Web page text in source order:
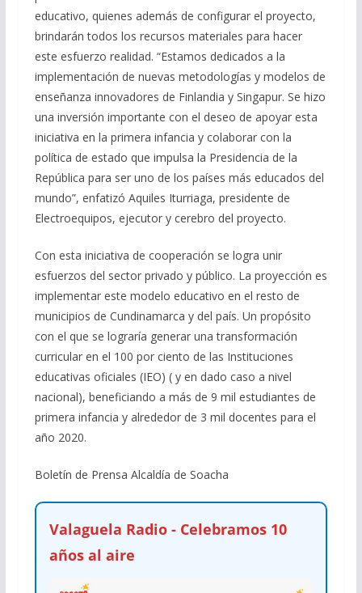
educativo, quienes además de configurar el proyecto,
brindarán todos los recursos materiales para hacer
este esfuerzo realidad. “Estamos dedicados a la
implementación de nuevas metodologías y modelos de
enseñanza innovadores de Finlandia y Singapur. Se hizo
una inversión importante con el deseo de apoyar esta
iniciativa en la primera infancia y colaborar con la
política de estado que impulsa la Presidencia de la
República para ser uno de los países más educados del
mundo”, enfatizó Aquiles Iturriaga, presidente de
Electroequipos, ejecutor y cerebro del proyecto.
Con esta iniciativa de cooperación se logra unir
esfuerzos del sector privado y público. La proyección es
implementar este modelo educativo en el resto de
municipios de Cundinamarca y del país. Un propósito
con el que se lograría generar una transformación
curricular en el 100 por ciento de las Instituciones
educativas oficiales (IEO) ( y en dado caso a nivel
nacional), beneficiando a más de 9 mil estudiantes de
primera infancia y alrededor de 3 mil docentes para el
año 2020.
Boletín de Prensa Alcaldía de Soacha
Valaguela Radio - Celebramos 10
años al aire